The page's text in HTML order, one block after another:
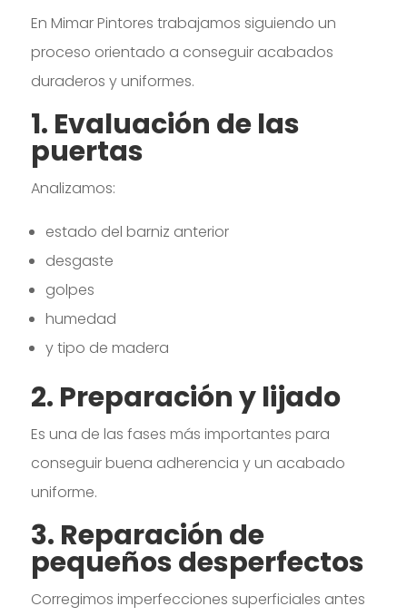
En Mimar Pintores trabajamos siguiendo un
proceso orientado a conseguir acabados
duraderos y uniformes.
1. Evaluación de las
puertas
Analizamos:
estado del barniz anterior
desgaste
golpes
humedad
y tipo de madera
2. Preparación y lijado
Es una de las fases más importantes para
conseguir buena adherencia y un acabado
uniforme.
3. Reparación de
pequeños desperfectos
Corregimos imperfecciones superficiales antes